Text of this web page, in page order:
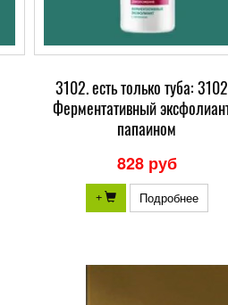
3102. есть только туба:
Ферментативный
папаином
828 руб
+ Подробнее